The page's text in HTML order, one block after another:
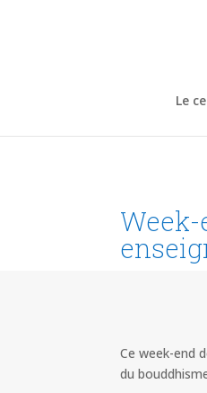
Le
Ce week-end
du